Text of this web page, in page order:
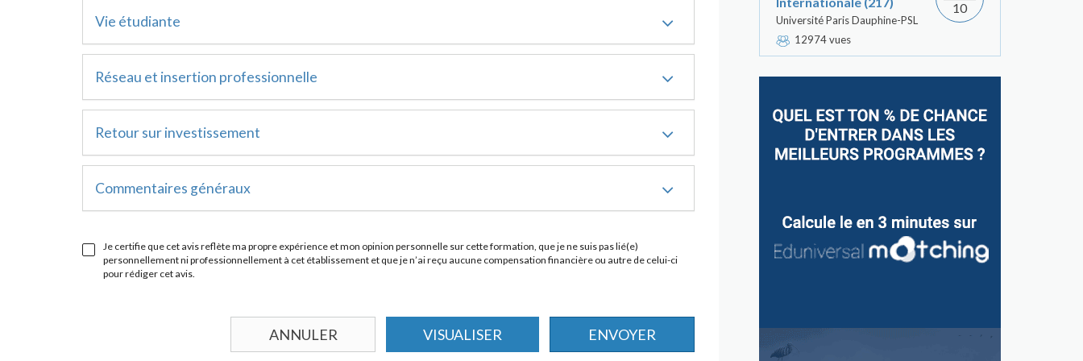
Vie étudiante
Réseau et insertion professionnelle
Retour sur investissement
Commentaires généraux
Je certifie que cet avis reflète ma propre expérience et mon opinion personnelle sur cette formation, que je ne suis pas lié(e)
personnellement ni professionnellement à cet établissement et que je n’ai reçu aucune compensation financière ou autre de celui-ci
pour rédiger cet avis.
ANNULER VISUALISER ENVOYER
Université Paris Dauphine-PSL
12974 vues
10